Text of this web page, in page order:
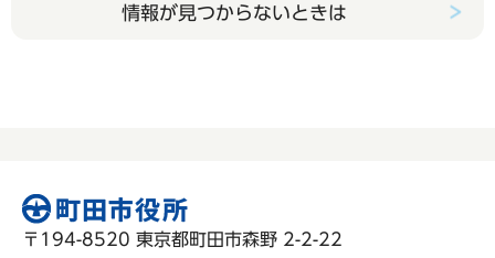
情報が見つからないときは
〒194-8520 東京都町田市森野 2-2-22